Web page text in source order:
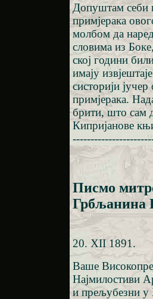
Допуштам себи
примјерака
молбом да
словима из
ској години
имају
систорији
примјерака.
брити, што сам
Кипријанове
Писмо
Грбљанина
20. XII 1891.
Ваше
Најмилостиви
и прељубезни у